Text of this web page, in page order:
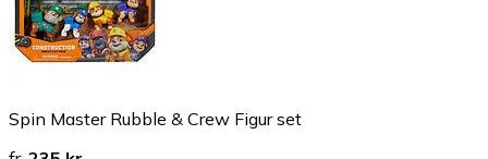
Spin Master Rubble & Crew Figur set